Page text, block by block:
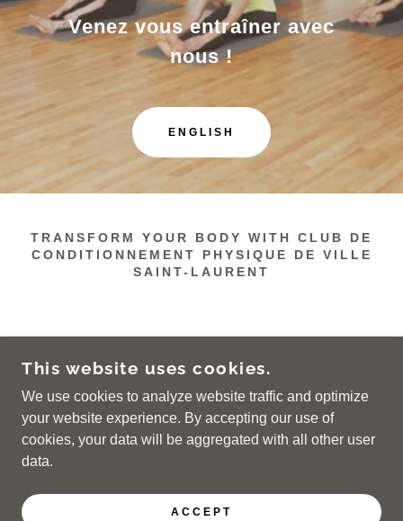
Venez vous entraîner avec
nous !
ENGLISH
TRANSFORM YOUR BODY WITH CLUB DE
CONDITIONNEMENT PHYSIQUE DE VILLE
SAINT-LAURENT
© 2026 CLUB DE CONDITIONNEMENT PHYSIQUE
DE VILLE SAINT-LAURENT
TOUS DROITS RÉSERVÉS
This website uses cookies.
We use cookies to analyze website traffic and optimize
your website experience. By accepting our use of
cookies, your data will be aggregated with all other user
data.
ACCEPT